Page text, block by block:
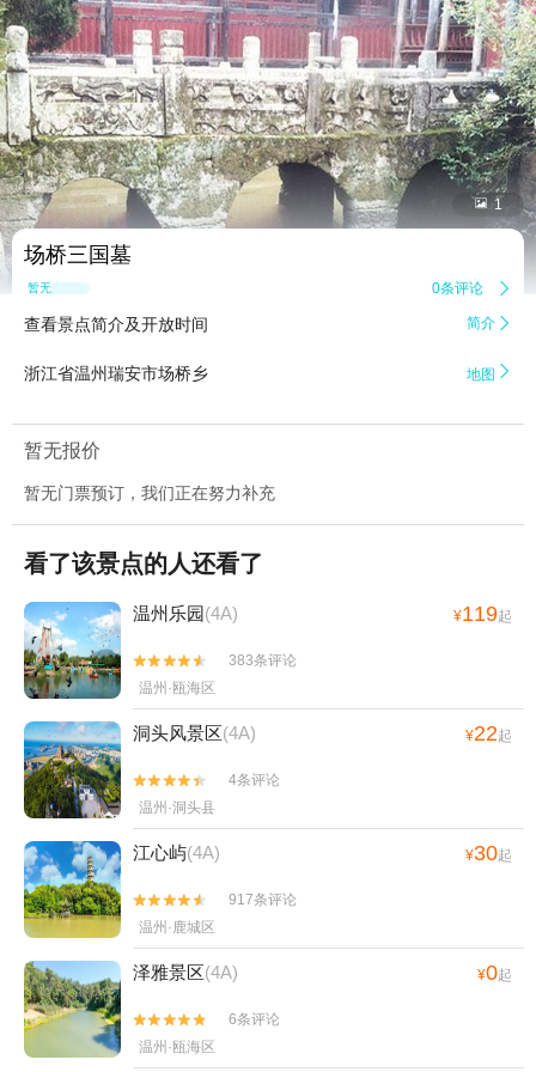
 1
场桥三国墓
暂无点评 0条评论 
查看景点简介及开放时间 简介 
浙江省温州瑞安市场桥乡 地图 
暂无报价
暂无门票预订，我们正在努力补充
看了该景点的人还看了
温州乐园(4A) ¥119起


383条评论
温州·瓯海区
洞头风景区(4A) ¥22起


4条评论
温州·洞头县
江心屿(4A) ¥30起


917条评论
温州·鹿城区
泽雅景区(4A) ¥0起


6条评论
温州·瓯海区
